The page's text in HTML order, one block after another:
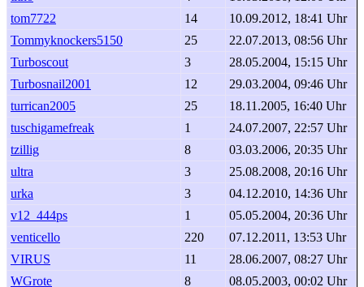
tom7722
14
10.09.2012, 18:41 Uhr
Tommyknockers5150
25
22.07.2013, 08:56 Uhr
Turboscout
3
28.05.2004, 15:15 Uhr
Turbosnail2001
12
29.03.2004, 09:46 Uhr
turrican2005
25
18.11.2005, 16:40 Uhr
tuschigamefreak
1
24.07.2007, 22:57 Uhr
tzillig
8
03.03.2006, 20:35 Uhr
ultra
3
25.08.2008, 20:16 Uhr
urka
3
04.12.2010, 14:36 Uhr
v12_444ps
1
05.05.2004, 20:36 Uhr
venticello
220
07.12.2011, 13:53 Uhr
VIRUS
11
28.06.2007, 08:27 Uhr
WGrote
8
08.05.2003, 00:02 Uhr